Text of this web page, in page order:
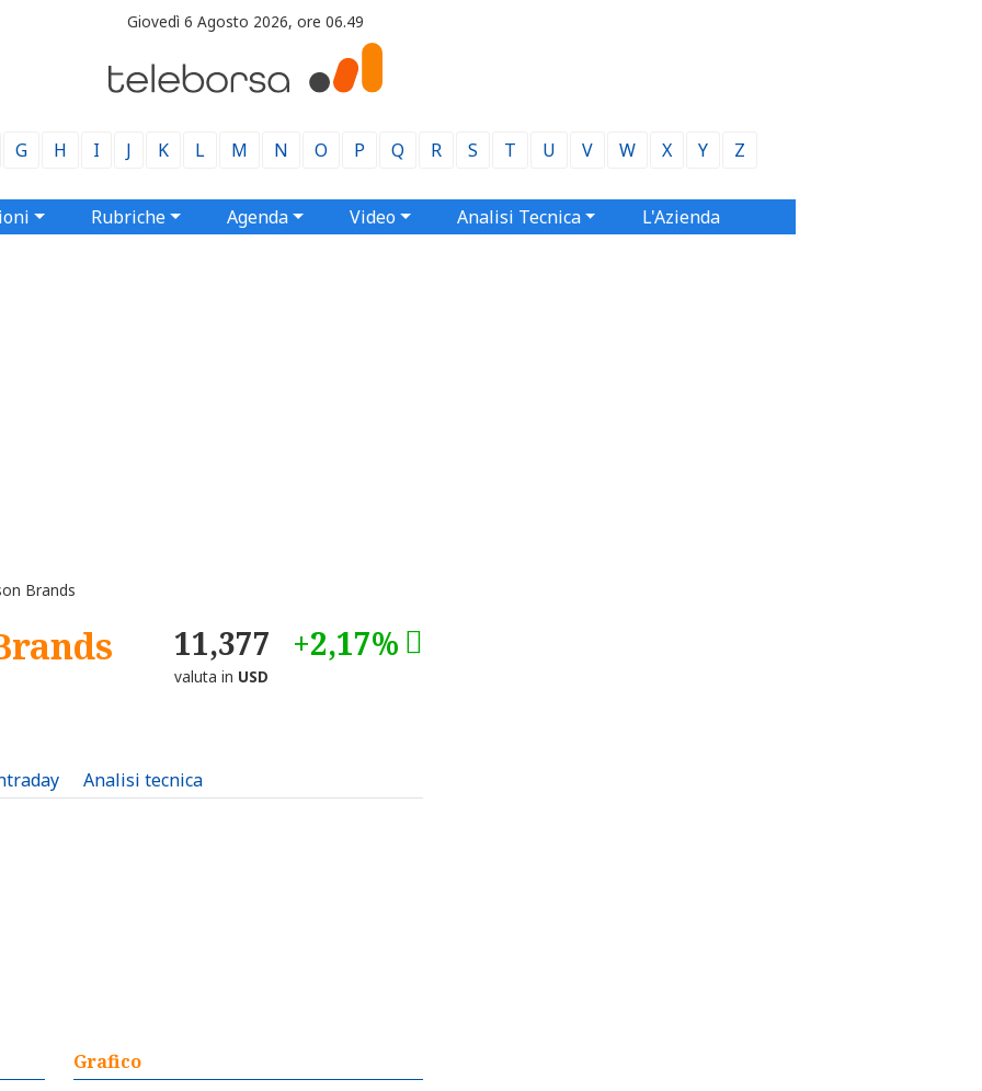
Giovedì 6 Agosto 2026, ore 06.49
G H I J K L M N O P Q R S T U V W X Y Z
Rubriche Agenda Video Analisi Tecnica L'Azienda
Brands
11,377 +2,17%
valuta in USD
Analisi tecnica
Grafico